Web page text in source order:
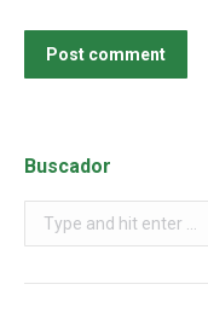
Post comment
Buscador